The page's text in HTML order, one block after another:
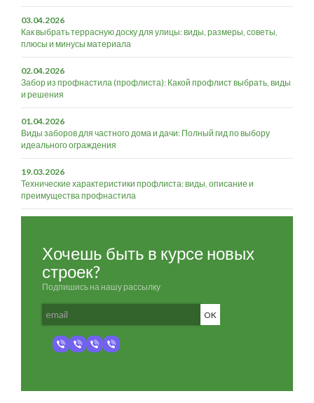
03.04.2026
Как выбрать террасную доску для улицы: виды, размеры, советы,
плюсы и минусы материала
02.04.2026
Забор из профнастила (профлиста): Какой профлист выбрать, виды
и решения
01.04.2026
Виды заборов для частного дома и дачи: Полный гид по выбору
идеального ограждения
19.03.2026
Технические характеристики профлиста: виды, описание и
преимущества профнастила
Хочешь быть в курсе новых
строек?
Подпишись на нашу рассылку